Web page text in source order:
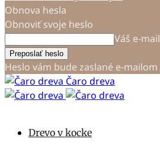
Obnova hesla
Obnoviť svoje heslo
Váš e-mail
Heslo vám bude zaslané e-mailom
Čaro dreva
Drevo v kocke